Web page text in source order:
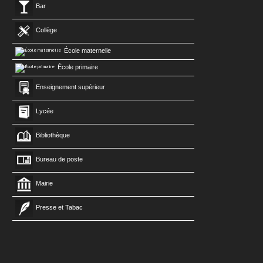
Bar
Collège
École maternelle
École primaire
Enseignement supérieur
Lycée
Bibliothèque
Bureau de poste
Mairie
Presse et Tabac